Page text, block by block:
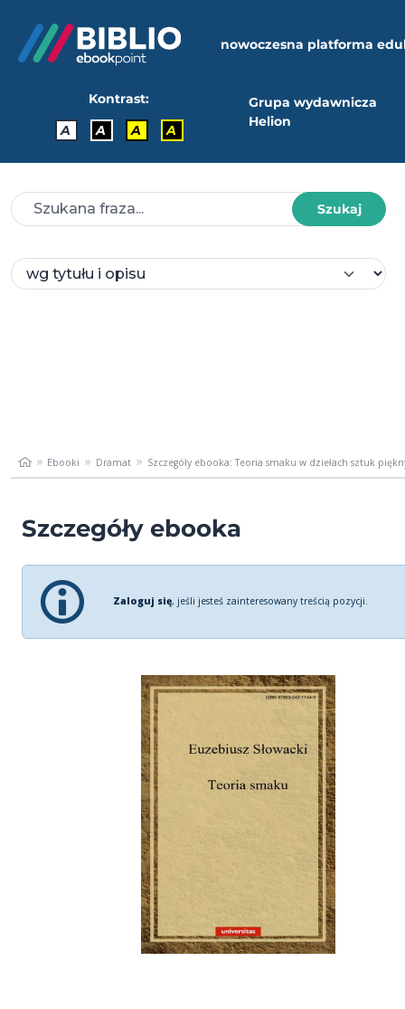
nowoczesna platforma
Kontrast:
A
A A A
Grupa wydawnicza
Helion
Szukaj
Ebooki Dramat Szczegóły ebooka: Teoria smaku w dziełach sztuk
Szczegóły ebooka
Zaloguj się, jeśli jesteś zainteresowany treścią pozycji.